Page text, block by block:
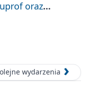
oraz
Bielska-
wydarzenia